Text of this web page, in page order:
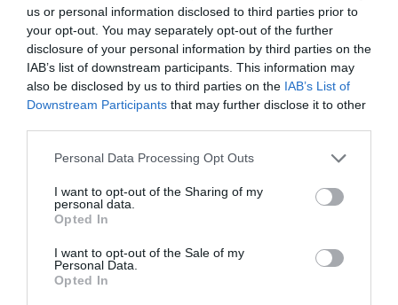
us or personal information disclosed to third parties prior to
your opt-out. You may separately opt-out of the further
disclosure of your personal information by third parties on the
IAB’s list of downstream participants. This information may
also be disclosed by us to third parties on the IAB’s List of
Downstream Participants that may further disclose it to other
Personal Data Processing Opt Outs
I want to opt-out of the Sharing of my
personal data.
Opted In
I want to opt-out of the Sale of my
Personal Data.
Opted In